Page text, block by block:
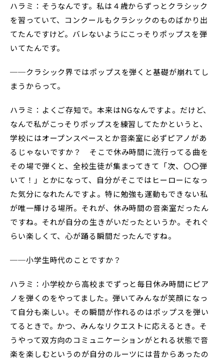
ハラミ：そうなんです。私は４歳からずっとクラシック
を習っていて、コンクールもクラシックのものばかり出
てたんですけど。バレないようにこっそりポップスを弾
いてたんです。
──クラシック界ではポップスを弾くと基礎が崩れてし
まうからって。
ハラミ：よくご存知で。本来はNGなんですよ。だけど、
なんで私がこっそりポップスを練習してたかというと、
学校にはオープンスペースとか音楽室に必ずピアノがあ
るじゃないですか？ そこで休み時間に流行ってる曲を
その場で弾くと、全校生徒が集まってきて「次、〇〇弾
いて！」とかになって、自分がそこではヒーローになっ
た気分になれたんですよ。特に勉強も運動もできない私
が唯一輝ける場所。それが、休み時間の音楽室だったん
ですね。それが自分の生きがいだったというか。それぐ
らい楽しくて、心が踊る瞬間だったんですね。
──小学生時代のことですか？
ハラミ：小学校から高校までずっと毎日休み時間にピア
ノを弾くのをやってました。弾いてみんなが笑顔になっ
て自分も楽しい。その瞬間が作れるのはポップスを弾い
てるときで。かつ、みんなリクエストに応えるとき。そ
うやって双方向のコミュニケーションがとれる状態で音
楽を楽しむというのが自分のルーツには昔からあったの